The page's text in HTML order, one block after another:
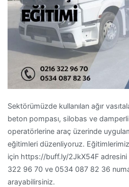
Sektörümüzde kullanılan ağır
beton pompası, silobas ve
operatörlerine araç üzerinde
eğitimleri düzenliyoruz.
için https://buff.ly/2JkX54F
322 96 70 ve 0534 087 82 36
arayabilirsiniz.